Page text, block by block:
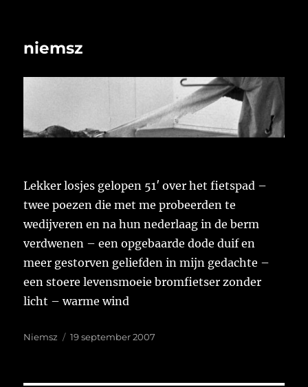
niemsz
Lekker losjes gelopen 51′ over het fietspad –
twee poezen die met me probeerden te
wedijveren en na hun nederlaag in de berm
verdwenen – een opgebaarde dode duif en
meer gestorven geliefden in mijn gedachte –
een stoere levensmoeie bromfietser zonder
licht – warme wind
Auteur
Niemsz
Geplaatst
19 september 2007